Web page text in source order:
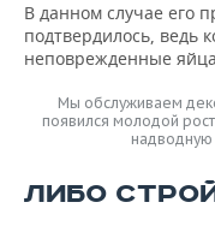
В данном случае его
подтвердилось, ведь
неповрежденные
Мы обслуживаем
появился молодой
надводную
ЛИБО